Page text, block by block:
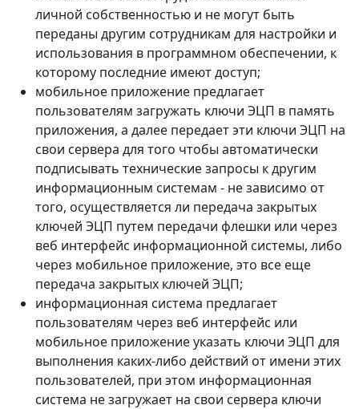
личной собственностью и не могут быть
переданы другим сотрудникам для настройки и
использования в программном обеспечении, к
которому последние имеют доступ;
мобильное приложение предлагает
пользователям загружать ключи ЭЦП в память
приложения, а далее передает эти ключи ЭЦП на
свои сервера для того чтобы автоматически
подписывать технические запросы к другим
информационным системам - не зависимо от
того, осуществляется ли передача закрытых
ключей ЭЦП путем передачи флешки или через
веб интерфейс информационной системы, либо
через мобильное приложение, это все еще
передача закрытых ключей ЭЦП;
информационная система предлагает
пользователям через веб интерфейс или
мобильное приложение указать ключи ЭЦП для
выполнения каких-либо действий от имени этих
пользователей, при этом информационная
система не загружает на свои сервера ключи